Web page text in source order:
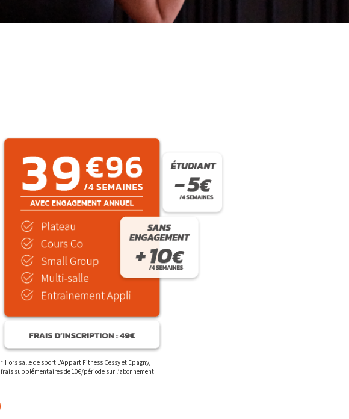
* Hors salle de sport L'Appart Fitness Cessy et Epagny,
frais supplémentaires de 10€/période sur l’abonnement.